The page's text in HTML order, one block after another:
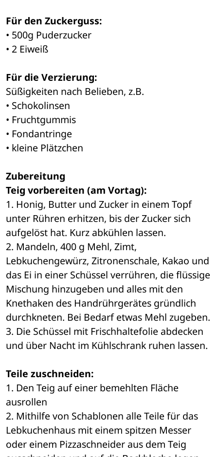
Für den Zuckerguss:
• 500g Puderzucker
• 2 Eiweiß
Für die Verzierung:
Süßigkeiten nach Belieben, z.B.
• Schokolinsen
• Fruchtgummis
• Fondantringe
• kleine Plätzchen
Zubereitung
Teig vorbereiten (am Vortag):
1. Honig, Butter und Zucker in einem Topf
unter Rühren erhitzen, bis der Zucker sich
aufgelöst hat. Kurz abkühlen lassen.
2. Mandeln, 400 g Mehl, Zimt,
Lebkuchengewürz, Zitronenschale, Kakao und
das Ei in einer Schüssel verrühren, die flüssige
Mischung hinzugeben und alles mit den
Knethaken des Handrührgerätes gründlich
3. Die Schüssel mit Frischhaltefolie abdecken
und über Nacht im Kühlschrank ruhen lassen.
Teile zuschneiden:
1. Den Teig auf einer bemehlten Fläche
ausrollen
2. Mithilfe von Schablonen alle Teile für das
Lebkuchenhaus mit einem spitzen Messer
oder einem Pizzaschneider aus dem Teig